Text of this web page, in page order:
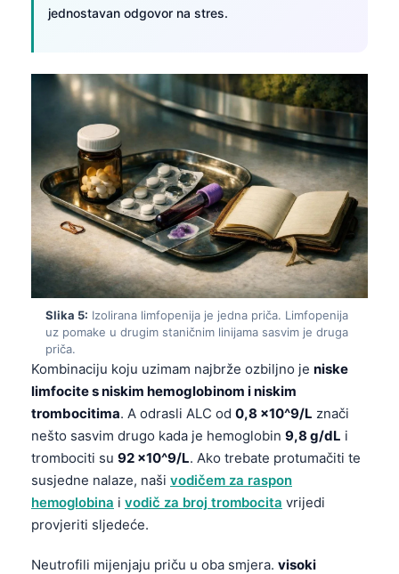
jednostavan odgovor na stres.
Slika 5: Izolirana limfopenija je jedna priča. Limfopenija
uz pomake u drugim staničnim linijama sasvim je druga
priča.
Kombinaciju koju uzimam najbrže ozbiljno je niske
limfocite s niskim hemoglobinom i niskim
trombocitima. A odrasli ALC od 0,8 x10^9/L znači
nešto sasvim drugo kada je hemoglobin 9,8 g/dL i
trombociti su 92 x10^9/L. Ako trebate protumačiti te
susjedne nalaze, naši vodičem za raspon
hemoglobina i vodič za broj trombocita vrijedi
provjeriti sljedeće.
Neutrofili mijenjaju priču u oba smjera. visoki